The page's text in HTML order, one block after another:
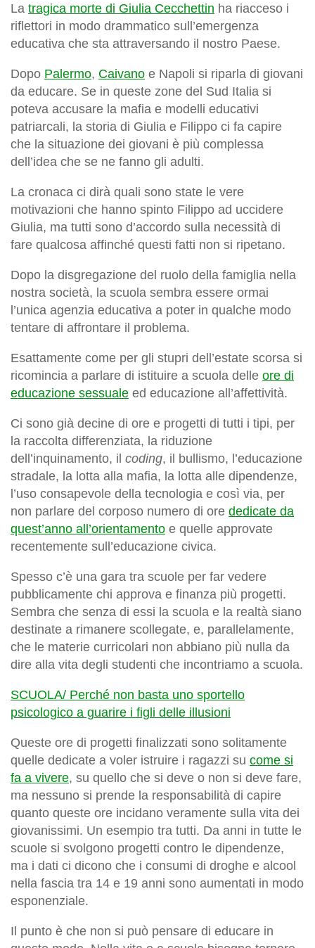
La tragica morte di Giulia Cecchettin ha riacceso i
riflettori in modo drammatico sull’emergenza
educativa che sta attraversando il nostro Paese.
Dopo Palermo, Caivano e Napoli si riparla di giovani
da educare. Se in queste zone del Sud Italia si
poteva accusare la mafia e modelli educativi
patriarcali, la storia di Giulia e Filippo ci fa capire
che la situazione dei giovani è più complessa
dell’idea che se ne fanno gli adulti.
La cronaca ci dirà quali sono state le vere
motivazioni che hanno spinto Filippo ad uccidere
Giulia, ma tutti sono d’accordo sulla necessità di
fare qualcosa affinché questi fatti non si ripetano.
Dopo la disgregazione del ruolo della famiglia nella
nostra società, la scuola sembra essere ormai
l’unica agenzia educativa a poter in qualche modo
tentare di affrontare il problema.
Esattamente come per gli stupri dell’estate scorsa si
ricomincia a parlare di istituire a scuola delle ore di
educazione sessuale ed educazione all’affettività.
Ci sono già decine di ore e progetti di tutti i tipi, per
la raccolta differenziata, la riduzione
dell’inquinamento, il coding, il bullismo, l’educazione
stradale, la lotta alla mafia, la lotta alle dipendenze,
l’uso consapevole della tecnologia e così via, per
non parlare del corposo numero di ore dedicate da
quest’anno all’orientamento e quelle approvate
recentemente sull’educazione civica.
Spesso c’è una gara tra scuole per far vedere
pubblicamente chi approva e finanza più progetti.
Sembra che senza di essi la scuola e la realtà siano
destinate a rimanere scollegate, e, parallelamente,
che le materie curricolari non abbiano più nulla da
dire alla vita degli studenti che incontriamo a scuola.
SCUOLA/ Perché non basta uno sportello
psicologico a guarire i figli delle illusioni
Queste ore di progetti finalizzati sono solitamente
quelle dedicate a voler istruire i ragazzi su come si
fa a vivere, su quello che si deve o non si deve fare,
ma nessuno si prende la responsabilità di capire
quanto queste ore incidano veramente sulla vita dei
giovanissimi. Un esempio tra tutti. Da anni in tutte le
scuole si svolgono progetti contro le dipendenze,
ma i dati ci dicono che i consumi di droghe e alcool
nella fascia tra 14 e 19 anni sono aumentati in modo
esponenziale.
Il punto è che non si può pensare di educare in